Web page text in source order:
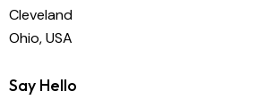
Cleveland
Ohio, USA
Say Hello